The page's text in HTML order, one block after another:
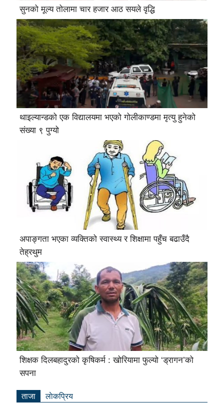
सुनको मूल्य तोलामा चार हजार आठ सयले वृद्धि
थाइल्यान्डको एक विद्यालयमा भएको गोलीकाण्डमा मृत्यु हुनेको
संख्या ९ पुग्यो
अपाङ्गता भएका व्यक्तिको स्वास्थ्य र शिक्षामा पहुँच बढाउँदै
तेह्रथुम
शिक्षक दिलबहादुरको कृषिकर्म : खोरियामा फुल्यो ‘ड्रागन’को
सपना
ताजा लाेकप्रिय